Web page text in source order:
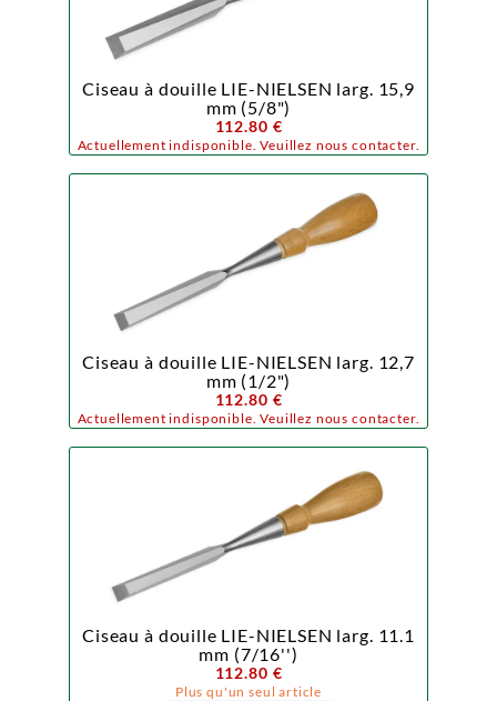
Ciseau à douille LIE-NIELSEN larg. 15,9
mm (5/8")
112.80 €
Actuellement indisponible. Veuillez nous contacter.
Ciseau à douille LIE-NIELSEN larg. 12,7
mm (1/2")
112.80 €
Actuellement indisponible. Veuillez nous contacter.
Ciseau à douille LIE-NIELSEN larg. 11.1
mm (7/16'')
112.80 €
Plus qu'un seul article